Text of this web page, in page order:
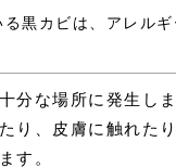
黒カビは、アレルギ
分な場所に発生し
り、皮膚に触れた
す。